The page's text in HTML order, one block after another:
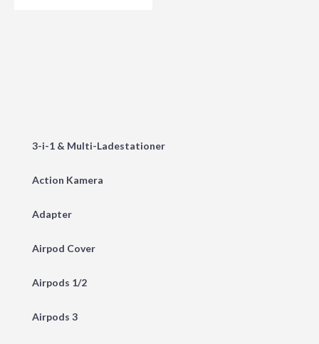
3-i-1 & Multi-Ladestationer
Action Kamera
Adapter
Airpod Cover
Airpods 1/2
Airpods 3